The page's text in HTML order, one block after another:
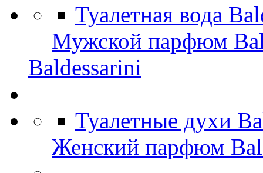
Туалетная вода
Мужской парфюм
Baldessarini
Туалетные духи
Женский парфюм